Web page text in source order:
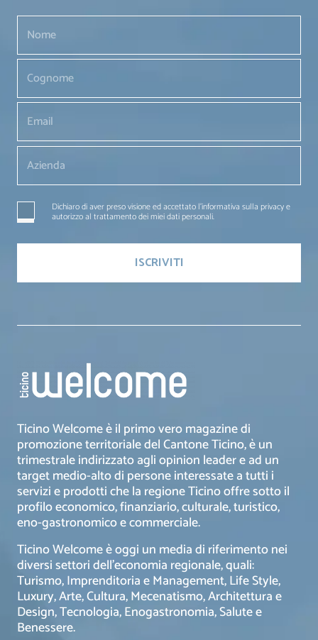
Dichiaro di aver preso visione ed accettato l'informativa sulla privacy e
autorizzo al trattamento dei miei dati personali.
Ticino Welcome è il primo vero magazine di
promozione territoriale del Cantone Ticino, è un
trimestrale indirizzato agli opinion leader e ad un
target medio-alto di persone interessate a tutti i
servizi e prodotti che la regione Ticino offre sotto il
profilo economico, finanziario, culturale, turistico,
eno-gastronomico e commerciale.
Ticino Welcome è oggi un media di riferimento nei
diversi settori dell’economia regionale, quali:
Turismo, Imprenditoria e Management, Life Style,
Luxury, Arte, Cultura, Mecenatismo, Architettura e
Design, Tecnologia, Enogastronomia, Salute e
Benessere.